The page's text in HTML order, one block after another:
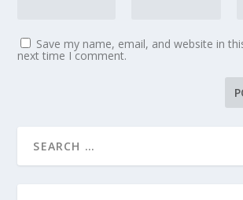
Save my name, email, and website in
next time I comment.